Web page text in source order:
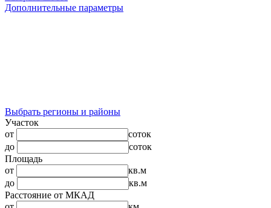
Дополнительные параметры
Выбрать регионы и районы
Участок
от
соток
до
соток
Площадь
от
кв.м
до
кв.м
Расстояние от МКАД